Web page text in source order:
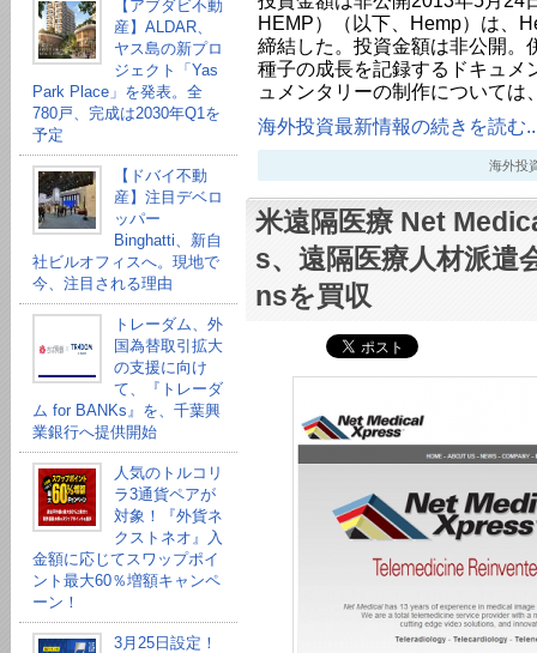
【アブダビ不動
産】ALDAR、
ヤス島の新プロ
ジェクト「Yas
Park Place」を発表。全
780戸、完成は2030年Q1を
予定
【ドバイ不動
産】注目デベロ
ッパー
Binghatti、新自
社ビルオフィスへ。現地で
今、注目される理由
トレーダム、外
国為替取引拡大
の支援に向け
て、『トレーダ
ム for BANKs』を、千葉興
業銀行へ提供開始
人気のトルコリ
ラ3通貨ペアが
対象！『外貨ネ
クストネオ』入
金額に応じてスワップポイ
ント最大60％増額キャンペ
ーン！
3月25日設定！
HEMP）（以下、Hemp）は、
締結した。投資金額は非公開。
種子の成長を記録するドキュメ
ュメンタリーの制作について
海外投資最新情報の続きを読む
海外投
米遠隔医療 Net
s、遠隔医療人材派遣
nsを買収